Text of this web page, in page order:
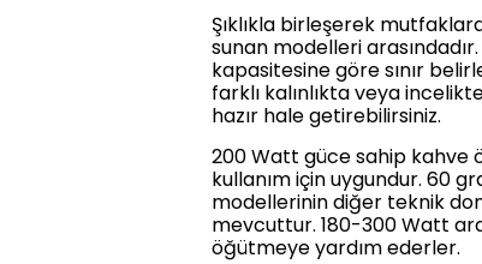
Şıklıkla birleşerek
sunan modelleri
kapasitesine göre sınır
farklı kalınlıkta veya
hazır hale getirebilirsiniz.
200 Watt güce sahip kahve
kullanım için uygundur. 60
modellerinin diğer teknik
mevcuttur. 180-300 Watt
öğütmeye yardım ederler.